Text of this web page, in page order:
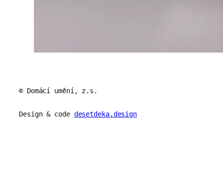
© Domácí umění, z.s.
Design & code desetdeka.design